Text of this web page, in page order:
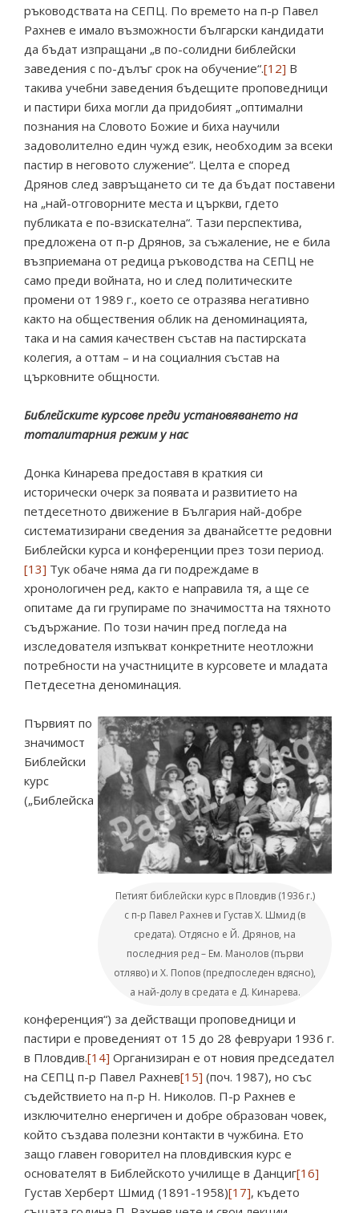
ръководствата на СЕПЦ. По времето на п-р Павел
Рахнев е имало възможности български кандидати
да бъдат изпращани „в по-солидни библейски
заведения с по-дълъг срок на обучение“.[12] В
такива учебни заведения бъдещите проповедници
и пастири биха могли да придобият „оптимални
познания на Словото Божие и биха научили
задоволително един чужд език, необходим за всеки
пастир в неговото служение“. Целта е според
Дрянов след завръщането си те да бъдат поставени
на „най-отговорните места и църкви, гдето
публиката е по-взискателна“. Тази перспектива,
предложена от п-р Дрянов, за съжаление, не е била
възприемана от редица ръководства на СЕПЦ не
само преди войната, но и след политическите
промени от 1989 г., което се отразява негативно
както на обществения облик на деноминацията,
така и на самия качествен състав на пастирската
колегия, а оттам – и на социалния състав на
църковните общности.
Библейските курсове преди установяването на
тоталитарния режим у нас
Донка Кинарева предоставя в краткия си
исторически очерк за появата и развитието на
петдесетното движение в България най-добре
систематизирани сведения за дванайсетте редовни
Библейски курса и конференции през този период.
[13] Тук обаче няма да ги подреждаме в
хронологичен ред, както е направила тя, а ще се
опитаме да ги групираме по значимостта на тяхното
съдържание. По този начин пред погледа на
изследователя изпъкват конкретните неотложни
потребности на участниците в курсовете и младата
Петдесетна деноминация.
Петият библейски курс в Пловдив (1936 г.)
с п-р Павел Рахнев и Густав Х. Шмид (в
средата). Отдясно е Й. Дрянов, на
последния ред – Ем. Манолов (първи
отляво) и Х. Попов (предпоследен вдясно),
а най-долу в средата е Д. Кинарева.
Първият по
значимост
Библейски
курс
(„Библейска
конференция“) за действащи проповедници и
пастири е проведеният от 15 до 28 февруари 1936 г.
в Пловдив.[14] Организиран е от новия председател
на СЕПЦ п-р Павел Рахнев[15] (поч. 1987), но със
съдействието на п-р Н. Николов. П-р Рахнев е
изключително енергичен и добре образован човек,
който създава полезни контакти в чужбина. Ето
защо главен говорител на пловдивския курс е
основателят в Библейското училище в Данциг[16]
Густав Херберт Шмид (1891-1958)[17], където